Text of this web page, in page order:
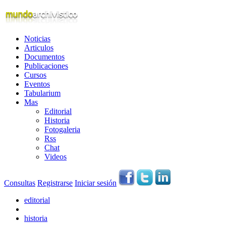
Noticias
Articulos
Documentos
Publicaciones
Cursos
Eventos
Tabularium
Mas
Editorial
Historia
Fotogaleria
Rss
Chat
Videos
Consultas Registrarse Iniciar sesión
editorial
historia